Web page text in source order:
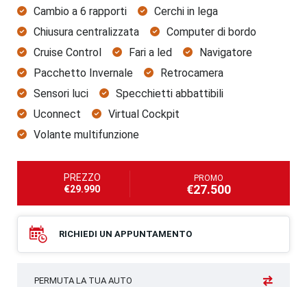
Cambio a 6 rapporti
Cerchi in lega
Chiusura centralizzata
Computer di bordo
Cruise Control
Fari a led
Navigatore
Pacchetto Invernale
Retrocamera
Sensori luci
Specchietti abbattibili
Uconnect
Virtual Cockpit
Volante multifunzione
PREZZO
€29.990
PROMO
€27.500
RICHIEDI UN APPUNTAMENTO
PERMUTA LA TUA AUTO